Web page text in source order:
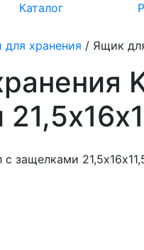
Каталог
хранения / Ящик
защелками